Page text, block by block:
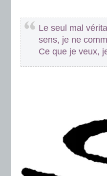
Le seul mal
sens, je ne
Ce que je veux,